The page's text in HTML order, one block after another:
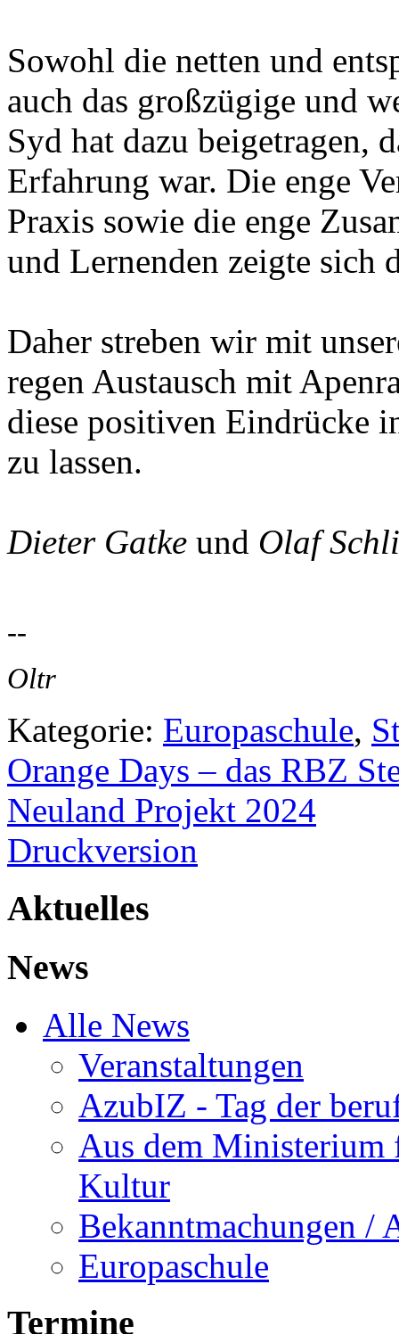
Sowohl die netten und
auch das großzügige und
Syd hat dazu beigetragen,
Erfahrung war. Die enge
Praxis sowie die enge
und Lernenden zeigte sich
Daher streben wir mit
regen Austausch mit
diese positiven Eindrücke
zu lassen.
Dieter Gatke und Olaf
--
Oltr
Kategorie: Europaschule,
Orange Days – das RBZ
Neuland Projekt 2024
Druckversion
Aktuelles
News
Alle News
Veranstaltungen
AzubIZ - Tag der
Aus dem Ministerium
Kultur
Bekanntmachungen /
Europaschule
Termine